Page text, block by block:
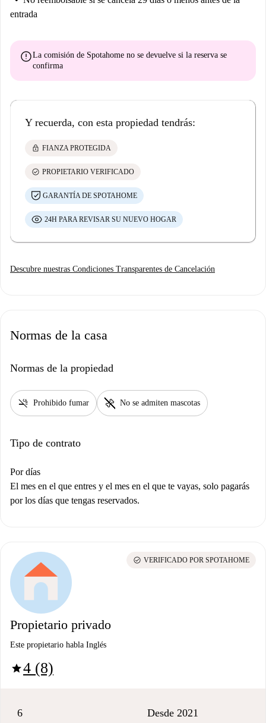
entrada
errorLa comisión de Spotahome no se devuelve si la reserva se
confirma
Y recuerda, con esta propiedad tendrás:
lock FIANZA PROTEGIDA
check_circle PROPIETARIO VERIFICADO
GARANTÍA DE SPOTAHOME
24H PARA REVISAR SU NUEVO HOGAR
Descubre nuestras Condiciones Transparentes de Cancelación
Normas de la casa
Normas de la propiedad
smoke_free Prohibido fumar pet_supplies No se admiten mascotas
Tipo de contrato
Por días
El mes en el que entres y el mes en el que te vayas, solo pagarás
por los días que tengas reservados.
Propietario privado
Este propietario habla Inglés
star4 (8)
check_circle VERIFICADO POR SPOTAHOME
6 Desde 2021